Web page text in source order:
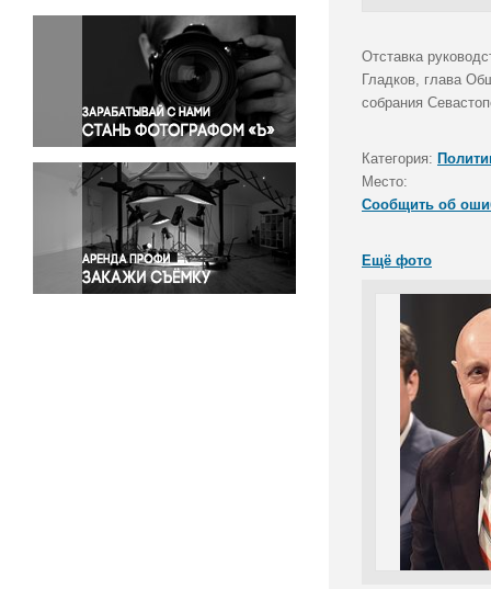
Окружающая среда
Политика
Правосудие
Происшествия и конфликты
Религия
Светская жизнь
Спорт
Экология
Экономика и бизнес
Отставка
Гладков, глава
собрания
Категория:
Место:
Сообщить об
Ещё фото